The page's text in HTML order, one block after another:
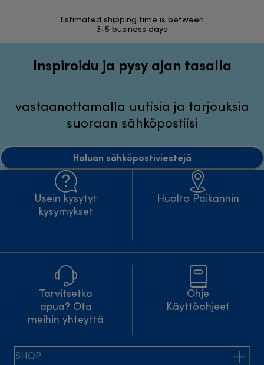
Estimated shipping time is between
3-5 business days
Inspiroidu ja pysy ajan tasalla
vastaanottamalla uutisia ja tarjouksia
suoraan sähköpostiisi
Haluan sähköpostiviestejä
Usein kysytyt
kysymykset
Huolto Paikannin
Tarvitsetko
apua? Ota
meihin yhteyttä
Ohje
Käyttöohjeet
SHOP